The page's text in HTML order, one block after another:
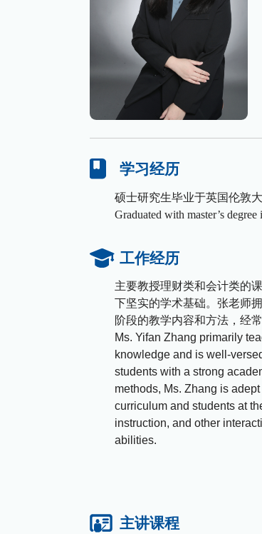
学习经历
硕士研究生毕业于英国伦敦
Graduated with master’s
工作经历
主要教授理财类和会计类的
下坚实的学术基础。张老师
阶段的教学内容和方法，经
Ms. Yifan Zhang primarily
knowledge and is well-
students with a strong
methods, Ms. Zhang is
curriculum and students at
instruction, and other
abilities.
主讲课程